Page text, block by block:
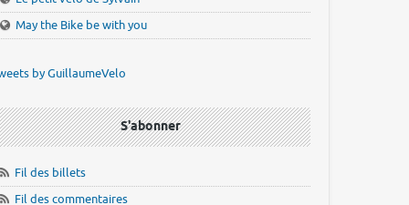
May the Bike be with you
by GuillaumeVelo
S'abonner
Fil des billets
Fil des commentaires